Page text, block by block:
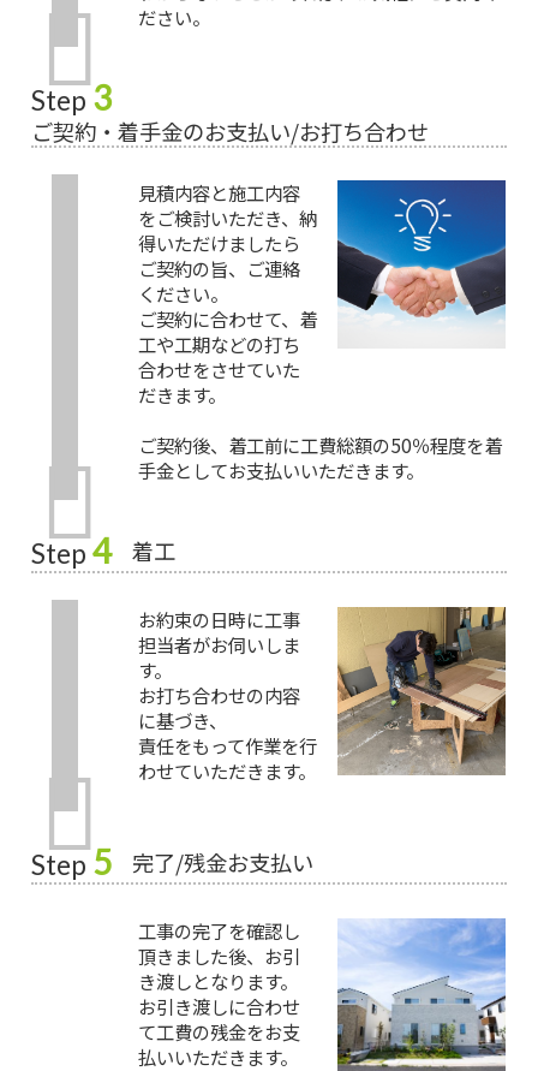
ださい。
Step 3
ご契約・着手金のお支払い/お打ち合わせ
見積内容と施工内容
をご検討いただき、納
得いただけましたら
ご契約の旨、ご連絡
ください。
ご契約に合わせて、着
工や工期などの打ち
合わせをさせていた
だきます。
ご契約後、着工前に工費総額の50％程度を着
手金としてお支払いいただきます。
Step 4 着工
お約束の日時に工事
担当者がお伺いしま
す。
お打ち合わせの内容
に基づき、
責任をもって作業を行
わせていただきます。
Step 5 完了/残金お支払い
工事の完了を確認し
頂きました後、お引
き渡しとなります。
お引き渡しに合わせ
て工費の残金をお支
払いいただきます。